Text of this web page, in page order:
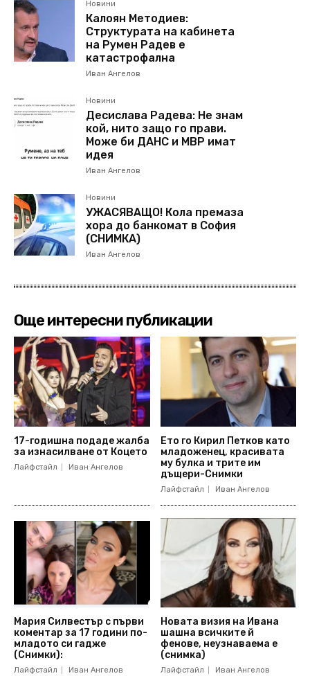
Новини
Калоян Методиев:
Структурата на кабинета
на Румен Радев е
катастрофална
Иван Ангелов
Новини
Десислава Радева: Не знам
кой, нито защо го прави.
Може би ДАНС и МВР имат
идея
Иван Ангелов
Новини
УЖАСЯВАЩО! Кола премаза
хора до банкомат в София
(СНИМКА)
Иван Ангелов
Още интересни публикации
17-годишна подаде жалба
за изнасилване от Коцето
Лайфстайл Иван Ангелов
Ето го Кирил Петков като
младоженец, красивата
му булка и трите им
дъщери-Снимки
Лайфстайл Иван Ангелов
Мария Силвестър с първи
коментар за 17 години по-
младото си гадже
(Снимки):
Лайфстайл Иван Ангелов
Новата визия на Ивана
шашна всичките й
фенове, неузнаваема е
(снимка)
Лайфстайл Иван Ангелов